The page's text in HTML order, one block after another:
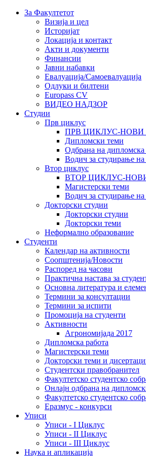
За Факултетот
Визија и цел
Историјат
Локација и контакт
Акти и документи
Финансии
Јавни набавки
Евалуација/Самоевалуација
Одлуки и билтени
Europass CV
ВИДЕО НАДЗОР
Студии
Прв циклус
ПРВ ЦИКЛУС-НОВИ
Дипломски теми
Одбрана на дипломска
Водич за студирање
Втор циклус
ВТОР ЦИКЛУС-
Магистерски теми
Водич за студирање
Докторски студии
Докторски студии
Докторски теми
Неформално образование
Студенти
Календар на активности
Соопштенија/Новости
Распоред на часови
Практична настава за
Основна литература и
Термини за консултации
Термини за испити
Промоција на студенти
Активности
Агрономијада 2017
Дипломска работа
Магистерски теми
Докторски теми и
Студентски правобранител
Факултетско студентско
Онлајн одбрана на
Факултетско студентско
Еразмус - конкурси
Уписи
Уписи - I Циклус
Уписи - II Циклус
Уписи - III Циклус
Наука и апликација